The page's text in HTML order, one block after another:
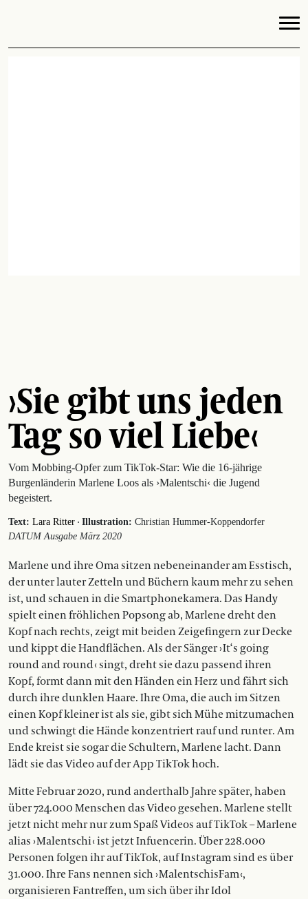
›Sie gibt uns jeden
Tag so viel Liebe‹
Vom Mobbing-Opfer zum TikTok-Star: Wie die 16-jährige
Burgenländerin Marlene Loos als ›Malentschi‹ die Jugend
begeistert.
Text: Lara Ritter · Illustration: Christian Hummer-Koppendorfer
DATUM Ausgabe März 2020
Marlene und ihre Oma sitzen nebeneinander am Esstisch,
der unter lauter Zetteln und Büchern kaum mehr zu sehen
ist, und schauen in die Smartphonekamera. Das Handy
spielt einen fröhlichen Popsong ab, Marlene dreht den
Kopf nach rechts, zeigt mit beiden Zeigefingern zur Decke
und kippt die Handflächen. Als der Sänger › It‘s going
round and round ‹ singt, dreht sie dazu passend ihren
Kopf, formt dann mit den Händen ein Herz und fährt sich
durch ihre dunklen Haare. Ihre Oma, die auch im Sitzen
einen Kopf kleiner ist als sie, gibt sich Mühe mitzumachen
und schwingt die Hände konzentriert rauf und runter. Am
Ende kreist sie sogar die Schultern, Marlene lacht. Dann
lädt sie das Video auf der App TikTok hoch.
Mitte Februar 2020, rund anderthalb Jahre später, haben
über 724.000 Menschen das Video gesehen. Marlene stellt
jetzt nicht mehr nur zum Spaß Videos auf TikTok – Marlene
alias › Malentschi ‹ ist jetzt Infuencerin. Über 228.000
Personen folgen ihr auf TikTok, auf Instagram sind es über
31.000. Ihre Fans nennen sich › MalentschisFam ‹,
organisieren Fantreffen, um sich über ihr Idol